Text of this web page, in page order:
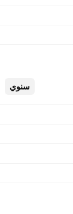
سنوي